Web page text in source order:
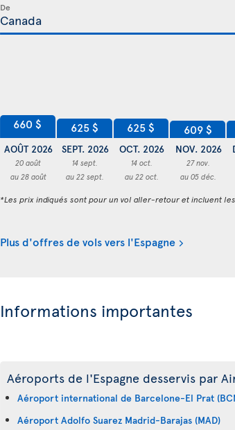
De
660 $
AOÛT 2026
20 août
au 28 août
625 $
SEPT. 2026
14 sept.
au 22 sept.
625 $
OCT. 2026
14 oct.
au 22 oct.
609 $
NOV. 2026
27 nov.
au 05 déc.
*Les prix indiqués sont pour un vol aller-retour et incluent
Plus d'offres de vols vers l'Espagne
Informations importantes
Aéroports de l'Espagne desservis par
Aéroport international de Barcelone-El Prat
Aéroport Adolfo Suarez Madrid-Barajas (MAD)